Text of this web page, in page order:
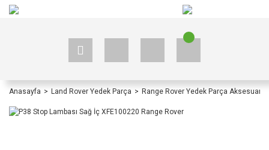
Anasayfa Land Rover Yedek Parça Range Rover Yedek Parça Aksesuar